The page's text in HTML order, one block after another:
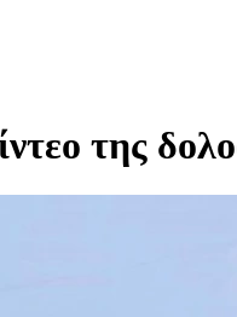
της